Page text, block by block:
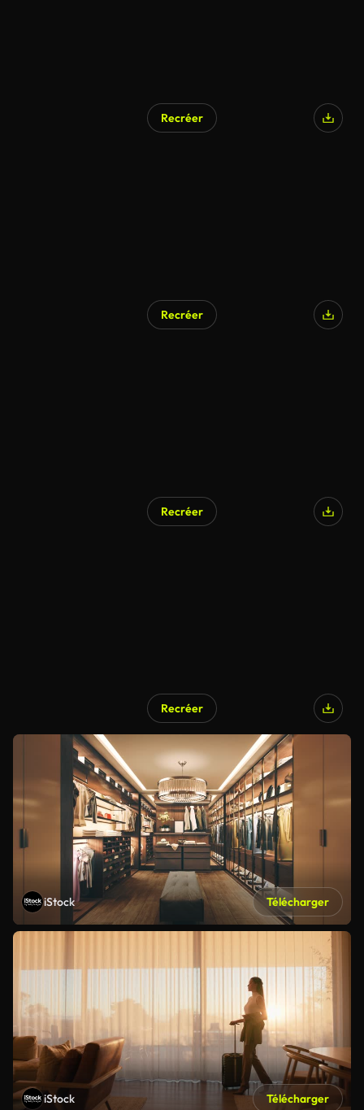
Recréer
Recréer
Recréer
Recréer
iStock Télécharger
iStock Télécharger